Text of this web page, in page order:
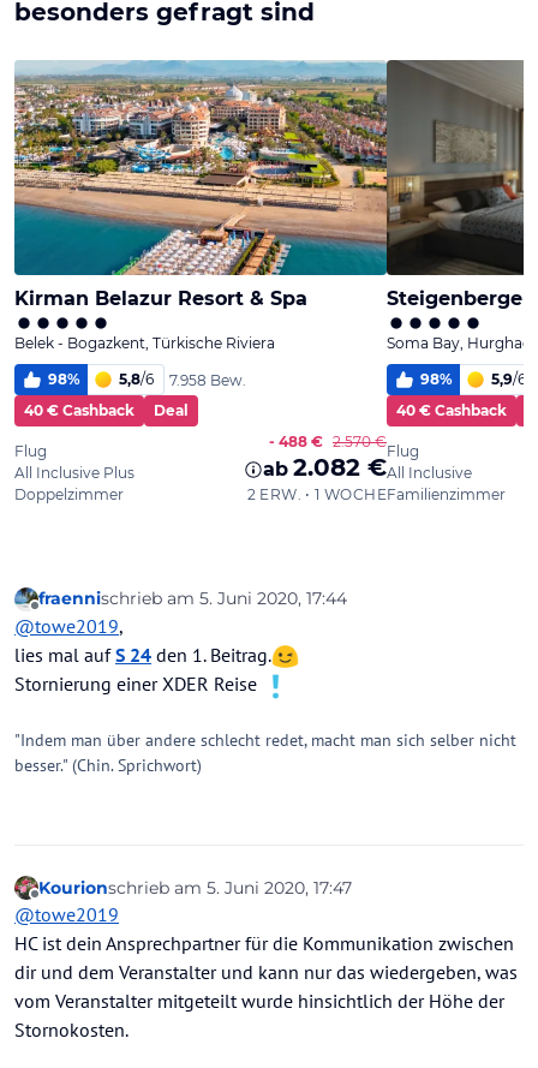
Offline
fraennischrieb am 5. Juni 2020, 17:44
zuletzt editiert von
@towe2019,
lies mal aufS 24 den 1. Beitrag.
Stornierung einer XDER Reise
"Indem man über andere schlecht redet, macht man sich selber nicht
besser." (Chin. Sprichwort)
Offline
Kourionschrieb am 5. Juni 2020, 17:47
zuletzt editiert von
@towe2019
HC ist dein Ansprechpartner für die Kommunikation zwischen
dir und dem Veranstalter und kann nur das wiedergeben, was
vom Veranstalter mitgeteilt wurde hinsichtlich der Höhe der
Stornokosten.